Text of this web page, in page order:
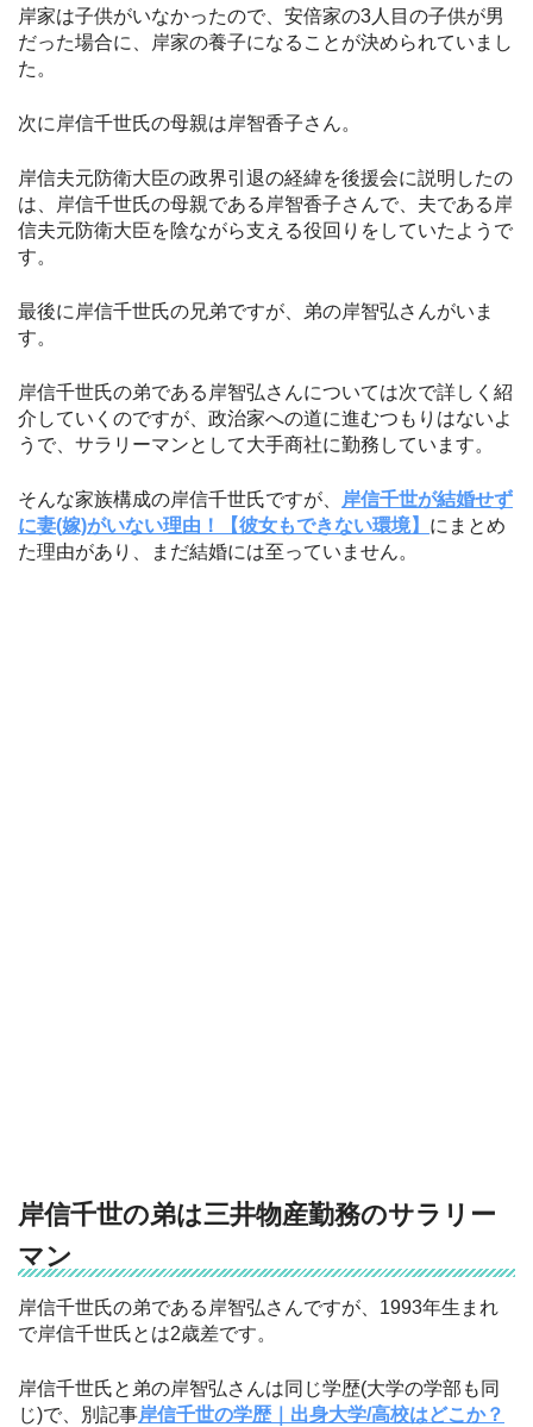
岸家は子供がいなかったので、安倍家の3人目の子供が男
だった場合に、岸家の養子になることが決められていまし
た。
次に岸信千世氏の母親は岸智香子さん。
岸信夫元防衛大臣の政界引退の経緯を後援会に説明したの
は、岸信千世氏の母親である岸智香子さんで、夫である岸
信夫元防衛大臣を陰ながら支える役回りをしていたようで
す。
最後に岸信千世氏の兄弟ですが、弟の岸智弘さんがいま
す。
岸信千世氏の弟である岸智弘さんについては次で詳しく紹
介していくのですが、政治家への道に進むつもりはないよ
うで、サラリーマンとして大手商社に勤務しています。
そんな家族構成の岸信千世氏ですが、
岸信千世が結婚せず
に妻(嫁)がいない理由！【彼女もできない環境】 にまとめ
た理由があり、まだ結婚には至っていません。
岸信千世の弟は三井物産勤務のサラリー
マン
岸信千世氏の弟である岸智弘さんですが、1993年生まれ
で岸信千世氏とは2歳差です。
岸信千世氏と弟の岸智弘さんは同じ学歴(大学の学部も同
じ)で、別記事岸信千世の学歴｜出身大学/高校はどこか？